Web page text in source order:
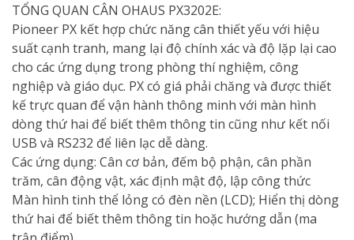
TỔNG QUAN CÂN OHAUS PX3202E:
Pioneer PX kết hợp chức năng cân thiết yếu với hiệu
suất cạnh tranh, mang lại độ chính xác và độ lặp lại cao
cho các ứng dụng trong phòng thí nghiệm, công
nghiệp và giáo dục. PX có giá phải chăng và được thiết
kế trực quan để vận hành thông minh với màn hình
dòng thứ hai để biết thêm thông tin cũng như kết nối
USB và RS232 để liên lạc dễ dàng.
Các ứng dụng: Cân cơ bản, đếm bộ phận, cân phần
trăm, cân động vật, xác định mật độ, lập công thức
Màn hình tinh thể lỏng có đèn nền (LCD); Hiển thị dòng
thứ hai để biết thêm thông tin hoặc hướng dẫn (ma